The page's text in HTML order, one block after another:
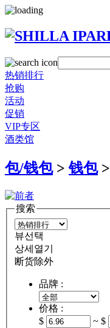
热销排行
抢购
活动
促销
VIP专区
酒类馆
包/钱包>钱包>
搜索
뷰선택
상세열기
断货除外
品牌 :
价格 :
$
~ $